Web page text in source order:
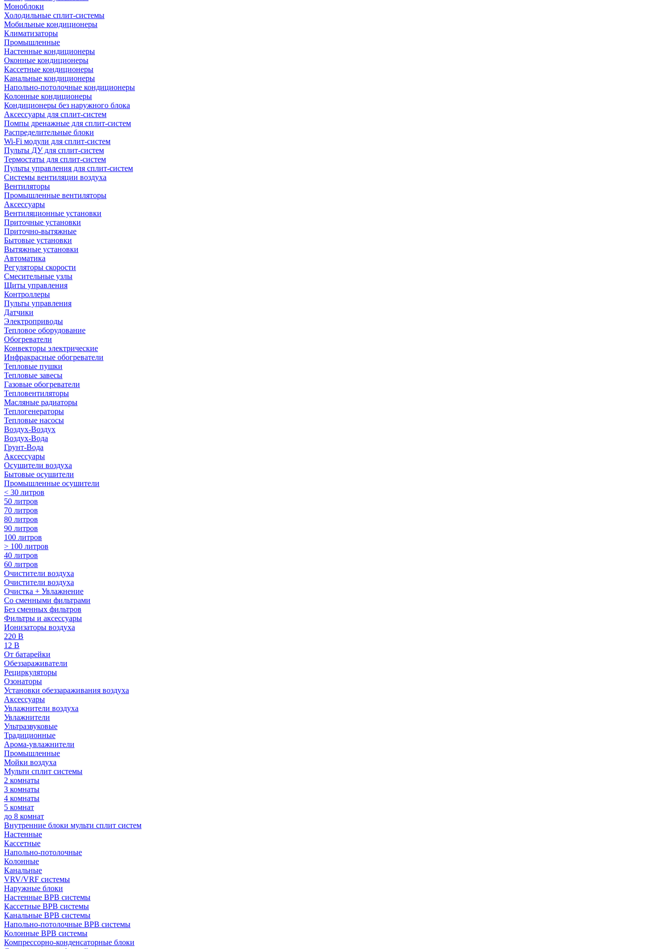
Моноблоки
Холодильные сплит-системы
Мобильные кондиционеры
Климатизаторы
Промышленные
Настенные кондиционеры
Оконные кондиционеры
Кассетные кондиционеры
Канальные кондиционеры
Напольно-потолочные кондиционеры
Колонные кондиционеры
Кондиционеры без наружного блока
Аксессуары для сплит-систем
Помпы дренажные для сплит-систем
Распределительные блоки
Wi-Fi модули для сплит-систем
Пульты ДУ для сплит-систем
Термостаты для сплит-систем
Пульты управления для сплит-систем
Системы вентиляции воздуха
Вентиляторы
Промышленные вентиляторы
Аксессуары
Вентиляционные установки
Приточные установки
Приточно-вытяжные
Бытовые установки
Вытяжные установки
Автоматика
Регуляторы скорости
Смесительные узлы
Щиты управления
Контроллеры
Пульты управления
Датчики
Электроприводы
Тепловое оборудование
Обогреватели
Конвекторы электрические
Инфракрасные обогреватели
Тепловые пушки
Тепловые завесы
Газовые обогреватели
Тепловентиляторы
Масляные радиаторы
Теплогенераторы
Тепловые насосы
Воздух-Воздух
Воздух-Вода
Грунт-Вода
Аксессуары
Осушители воздуха
Бытовые осушители
Промышленные осушители
< 30 литров
50 литров
70 литров
80 литров
90 литров
100 литров
> 100 литров
40 литров
60 литров
Очистители воздуха
Очистители воздуха
Очистка + Увлажнение
Cо сменными фильтрами
Без сменных фильтров
Фильтры и аксессуары
Ионизаторы воздуха
220 В
12 В
От батарейки
Обеззараживатели
Рециркуляторы
Озонаторы
Установки обеззараживания воздуха
Аксессуары
Увлажнители воздуха
Увлажнители
Ультразвуковые
Традиционные
Арома-увлажнители
Промышленные
Мойки воздуха
Мульти сплит системы
2 комнаты
3 комнаты
4 комнаты
5 комнат
до 8 комнат
Внутренние блоки мульти сплит систем
Настенные
Кассетные
Напольно-потолочные
Колонные
Канальные
VRV/VRF системы
Наружные блоки
Настенные ВРВ системы
Кассетные ВРВ системы
Канальные ВРВ системы
Напольно-потолочные ВРВ системы
Колонные ВРВ системы
Компрессорно-конденсаторные блоки